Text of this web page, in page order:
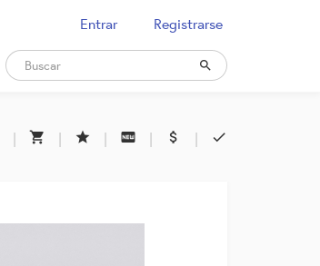
Entrar Registrarse

|  |  |  |  | 